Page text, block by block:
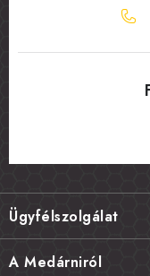
L
á
b
l
Ügyfélszolgálat
A Medárniról